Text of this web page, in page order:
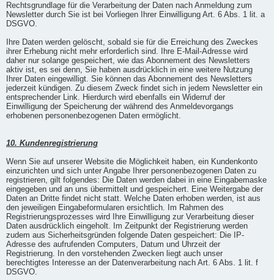
Rechtsgrundlage für die Verarbeitung der Daten nach Anmeldung zum
Newsletter durch Sie ist bei Vorliegen Ihrer Einwilligung Art. 6 Abs. 1 lit. a
DSGVO.
Ihre Daten werden gelöscht, sobald sie für die Erreichung des Zweckes
ihrer Erhebung nicht mehr erforderlich sind. Ihre E-Mail-Adresse wird
daher nur solange gespeichert, wie das Abonnement des Newsletters
aktiv ist, es sei denn, Sie haben ausdrücklich in eine weitere Nutzung
Ihrer Daten eingewilligt. Sie können das Abonnement des Newsletters
jederzeit kündigen. Zu diesem Zweck findet sich in jedem Newsletter ein
entsprechender Link. Hierdurch wird ebenfalls ein Widerruf der
Einwilligung der Speicherung der während des Anmeldevorgangs
erhobenen personenbezogenen Daten ermöglicht.
10. Kundenregistrierung
Wenn Sie auf unserer Website die Möglichkeit haben, ein Kundenkonto
einzurichten und sich unter Angabe Ihrer personenbezogenen Daten zu
registrieren, gilt folgendes: Die Daten werden dabei in eine Eingabemaske
eingegeben und an uns übermittelt und gespeichert. Eine Weitergabe der
Daten an Dritte findet nicht statt. Welche Daten erhoben werden, ist aus
den jeweiligen Eingabeformularen ersichtlich. Im Rahmen des
Registrierungsprozesses wird Ihre Einwilligung zur Verarbeitung dieser
Daten ausdrücklich eingeholt. Im Zeitpunkt der Registrierung werden
zudem aus Sicherheitsgründen folgende Daten gespeichert: Die IP-
Adresse des aufrufenden Computers, Datum und Uhrzeit der
Registrierung. In den vorstehenden Zwecken liegt auch unser
berechtigtes Interesse an der Datenverarbeitung nach Art. 6 Abs. 1 lit. f
DSGVO.